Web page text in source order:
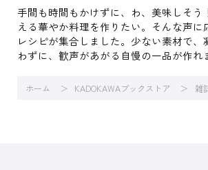
手間も時間もかけずに、わ、美味しそ
える華やか料理を作りたい。そんな声に
レシピが集合しました。少ない素材で、
わずに、歓声があがる自慢の一品が作れ
ホーム KADOKAWAブックストア 雑